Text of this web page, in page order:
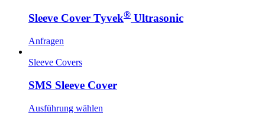
Sleeve Cover Tyvek® Ultrasonic
Anfragen
Sleeve Covers
SMS Sleeve Cover
Ausführung wählen